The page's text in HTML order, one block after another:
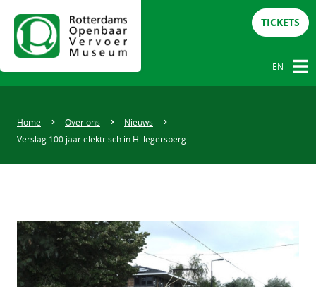
TICKETS
EN
Home Over ons
Nieuws
Verslag 100 jaar elektrisch in Hillegersberg